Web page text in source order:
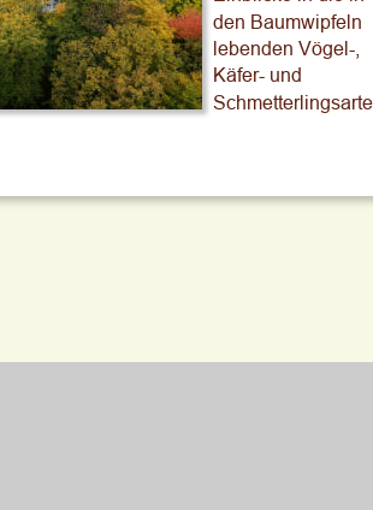
den Baumwipfeln
lebenden Vögel-,
Käfer- und